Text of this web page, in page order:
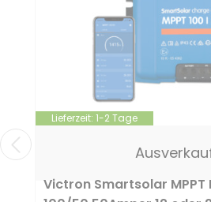
Lieferzeit: 1-2 Tage
Victron Smartsolar MPPT